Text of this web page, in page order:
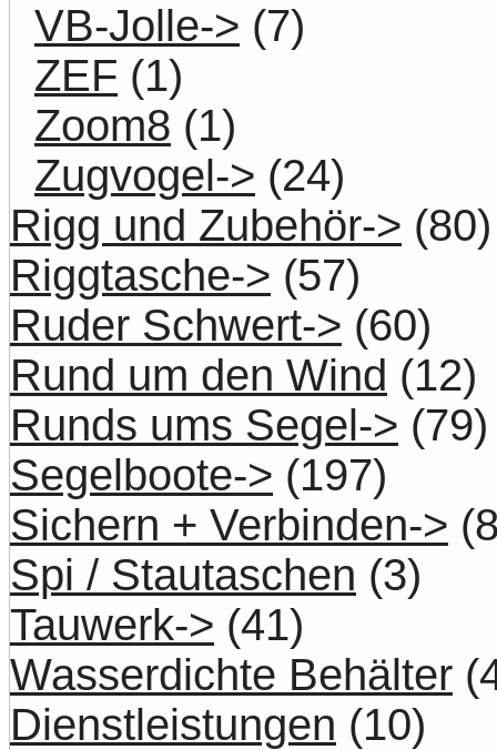
VB-Jolle-> (7)
ZEF (1)
Zoom8 (1)
Zugvogel-> (24)
Rigg und Zubehör-> (80)
Riggtasche-> (57)
Ruder Schwert-> (60)
Rund um den Wind (12)
Runds ums Segel-> (79)
Segelboote-> (197)
Sichern + Verbinden->
Spi / Stautaschen (3)
Tauwerk-> (41)
Wasserdichte Behälter
Dienstleistungen (10)